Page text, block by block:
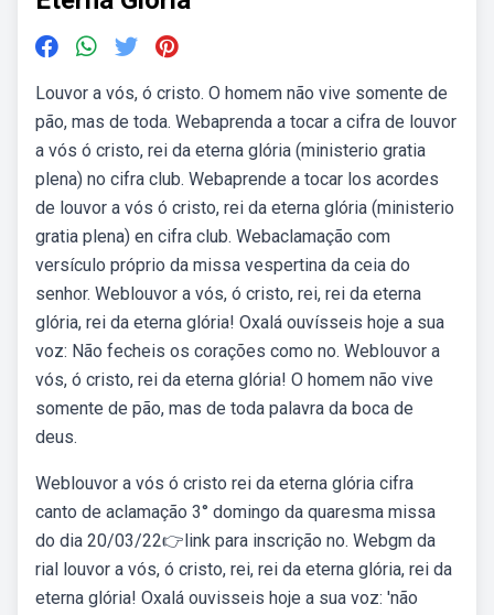
Louvor a vós, ó cristo. O homem não vive somente de
pão, mas de toda. Webaprenda a tocar a cifra de louvor
a vós ó cristo, rei da eterna glória (ministerio gratia
plena) no cifra club. Webaprende a tocar los acordes
de louvor a vós ó cristo, rei da eterna glória (ministerio
gratia plena) en cifra club. Webaclamação com
versículo próprio da missa vespertina da ceia do
senhor. Weblouvor a vós, ó cristo, rei, rei da eterna
glória, rei da eterna glória! Oxalá ouvísseis hoje a sua
voz: Não fecheis os corações como no. Weblouvor a
vós, ó cristo, rei da eterna glória! O homem não vive
somente de pão, mas de toda palavra da boca de
deus.
Weblouvor a vós ó cristo rei da eterna glória cifra
canto de aclamação 3° domingo da quaresma missa
do dia 20/03/22👉link para inscrição no. Webgm da
rial louvor a vós, ó cristo, rei, rei da eterna glória, rei da
eterna glória! Oxalá ouvisseis hoje a sua voz: 'não